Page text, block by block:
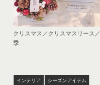
クリスマス／クリスマスリース／
季…
インテリア シーズンアイテム